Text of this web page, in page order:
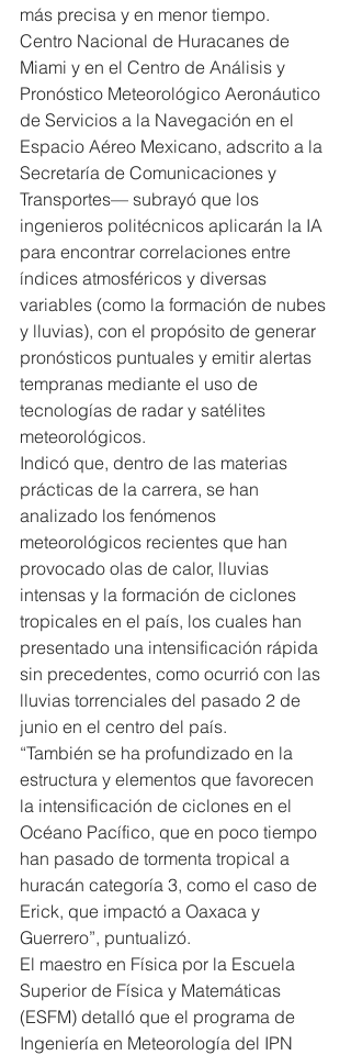
más precisa y en menor tiempo.
Centro Nacional de Huracanes de
Miami y en el Centro de Análisis y
Pronóstico Meteorológico Aeronáutico
de Servicios a la Navegación en el
Espacio Aéreo Mexicano, adscrito a la
Secretaría de Comunicaciones y
Transportes— subrayó que los
ingenieros politécnicos aplicarán la IA
para encontrar correlaciones entre
índices atmosféricos y diversas
variables (como la formación de nubes
y lluvias), con el propósito de generar
pronósticos puntuales y emitir alertas
tempranas mediante el uso de
tecnologías de radar y satélites
meteorológicos.
Indicó que, dentro de las materias
prácticas de la carrera, se han
analizado los fenómenos
meteorológicos recientes que han
provocado olas de calor, lluvias
intensas y la formación de ciclones
tropicales en el país, los cuales han
presentado una intensificación rápida
sin precedentes, como ocurrió con las
lluvias torrenciales del pasado 2 de
junio en el centro del país.
“También se ha profundizado en la
estructura y elementos que favorecen
la intensificación de ciclones en el
Océano Pacífico, que en poco tiempo
han pasado de tormenta tropical a
huracán categoría 3, como el caso de
Erick, que impactó a Oaxaca y
Guerrero”, puntualizó.
El maestro en Física por la Escuela
Superior de Física y Matemáticas
(ESFM) detalló que el programa de
Ingeniería en Meteorología del IPN